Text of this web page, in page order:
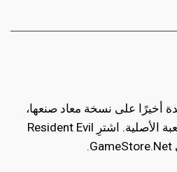
أخيرًا على نسخة معاد صنعها،
وهي لا تقل جودة عن اللعبة الأصلية. اشترِ Resident Evil